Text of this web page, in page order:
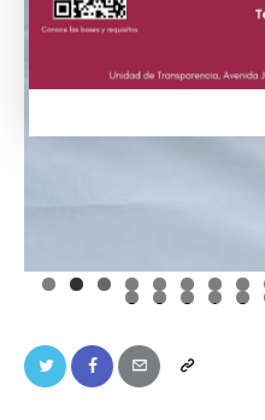
8 9 0 1 2